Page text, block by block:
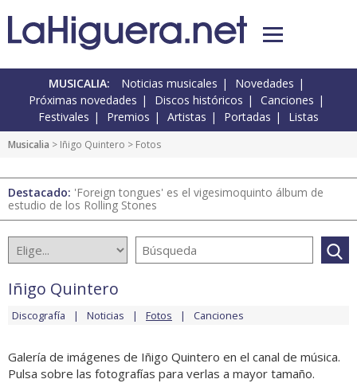
MUSICALIA: Noticias musicales
Novedades
Próximas novedades
Discos históricos
Canciones
Festivales
Premios Artistas Portadas Listas
Musicalia > Iñigo Quintero > Fotos
Destacado: 'Foreign tongues' es el vigesimoquinto álbum de
estudio de los Rolling Stones
Iñigo Quintero
Discografía Noticias Fotos Canciones
Galería de imágenes de Iñigo Quintero en el canal de música.
Pulsa sobre las fotografías para verlas a mayor tamaño.